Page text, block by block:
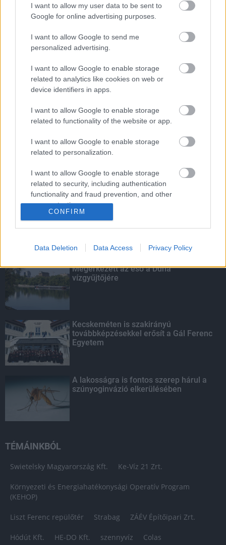
I want to allow my user data to be sent to
Google for online advertising purposes.
I want to allow Google to send me
personalized advertising.
I want to allow Google to enable storage
related to analytics like cookies on web or
device identifiers in apps.
I want to allow Google to enable storage
related to functionality of the website or app.
I want to allow Google to enable storage
related to personalization.
I want to allow Google to enable storage
related to security, including authentication
functionality and fraud prevention, and other
user protection.
CONFIRM
Data Deletion Data Access Privacy Policy
HIRDETÉS
LEGOLVASOTTABB
Indul a diákok pénzügyi ismereteit
erősítő Pénz7 programsorozat
Budapest-Pécs, Budapest-Szolnok:
gyorsabb és biztonságosabb lett a vasút
Több mint 40 helyszínen dolgozik
fennakadás nélkül a Híd-csoport
KIEMELT
Megérkezett az eső a Duna
vízgyűjtőjére
Kecskeméten is szakirányú
továbbképzésekkel erősít a Gál Ferenc
Egyetem
A lakosságra is fontos szerep hárul a
szúnyoginvázió elkerülésében
TÉMÁINKBÓL
Swietelsky Magyarország Kft. Ke-Víz 21 Zrt.
Környezeti és Energiahatékonysági Operatív Program
(KEHOP)
Liszt Ferenc repülőtér Strabag ZÁÉV Építőipari Zrt.
Hódút Kft. HE-DO Kft. szennyvíz Colas